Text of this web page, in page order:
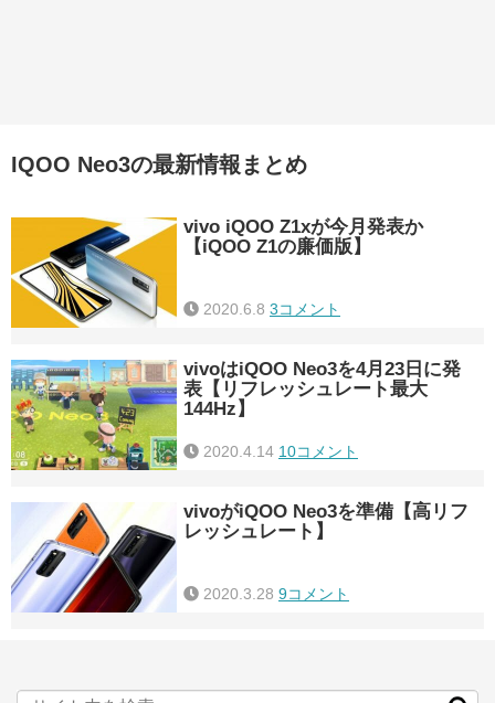
IQOO Neo3の最新情報まとめ
vivo iQOO Z1xが今月発表か
【iQOO Z1の廉価版】
2020.6.8 3コメント
vivoはiQOO Neo3を4月23日に発
表【リフレッシュレート最大
144Hz】
2020.4.14 10コメント
vivoがiQOO Neo3を準備【高リフ
レッシュレート】
2020.3.28 9コメント